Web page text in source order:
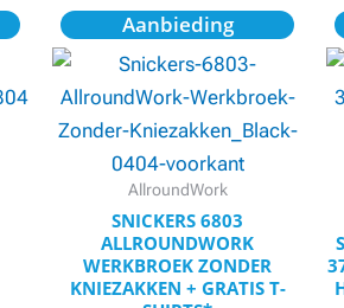
Aanbieding
AllroundWork
SNICKERS 6803
ALLROUNDWORK
WERKBROEK ZONDER
KNIEZAKKEN + GRATIS T-
Oorspronkelijke
prijs
was:
€85,25.
Huidige
prijs
is:
€76,73.
Dit
product
heeft
meerdere
variaties.
Deze
optie
kan
gekozen